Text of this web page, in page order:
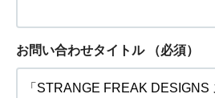
お問い合わせタイトル （必須）